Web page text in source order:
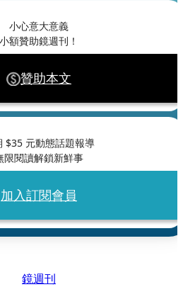
小心意大意義
小額贊助鏡週刊！
贊助本文
$35 元動態話題報導
限閱讀解鎖新鮮事
加入訂閱會員
鏡週刊